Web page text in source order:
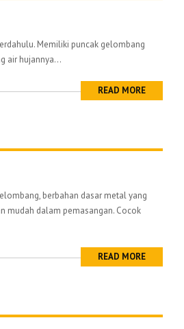
Memiliki puncak gelombang
air hujannya...
READ MORE
berbahan dasar metal yang
mudah dalam pemasangan. Cocok
READ MORE